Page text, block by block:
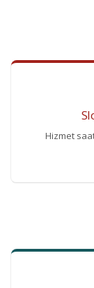
Hizmet